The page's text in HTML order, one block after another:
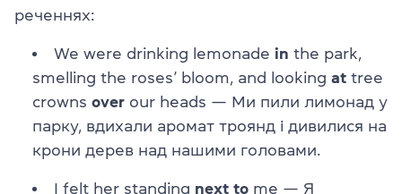
реченнях:
We were drinking lemonade in the park,
smelling the roses’ bloom, and looking at tree
crowns over our heads — Ми пили лимонад у
парку, вдихали аромат троянд і дивилися на
крони дерев над нашими головами.
I felt her standing next to me — Я